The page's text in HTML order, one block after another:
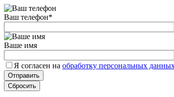
Ваш телефон*
Ваше имя
Я согласен на обработку персональных